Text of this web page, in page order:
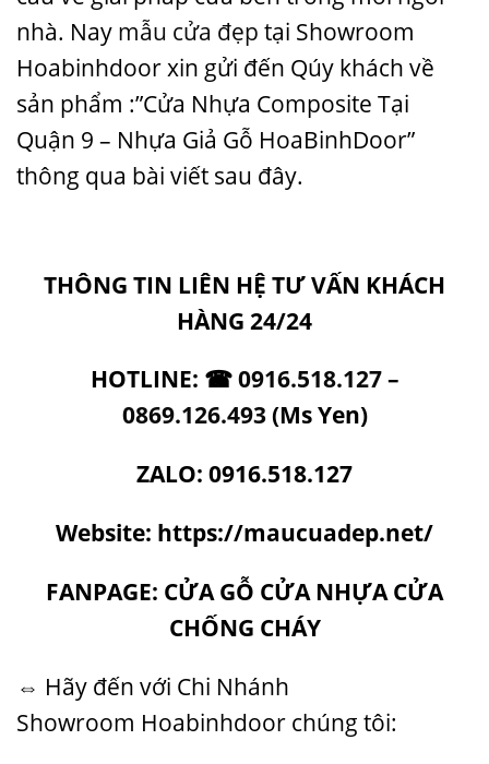
nhà. Nay mẫu cửa đẹp tại Showroom
Hoabinhdoor xin gửi đến Qúy khách về
sản phẩm :”Cửa Nhựa Composite Tại
Quận 9 – Nhựa Giả Gỗ HoaBinhDoor”
thông qua bài viết sau đây.
THÔNG TIN LIÊN HỆ TƯ VẤN KHÁCH
HÀNG 24/24
HOTLINE: ☎0916.518.127–
0869.126.493(Ms Yen)
ZALO: 0916.518.127
Website: https://maucuadep.net/
FANPAGE: CỬA GỖ CỬA NHỰA CỬA
CHỐNG CHÁY
⇔ Hãy đến với Chi Nhánh
Showroom Hoabinhdoor chúng tôi: